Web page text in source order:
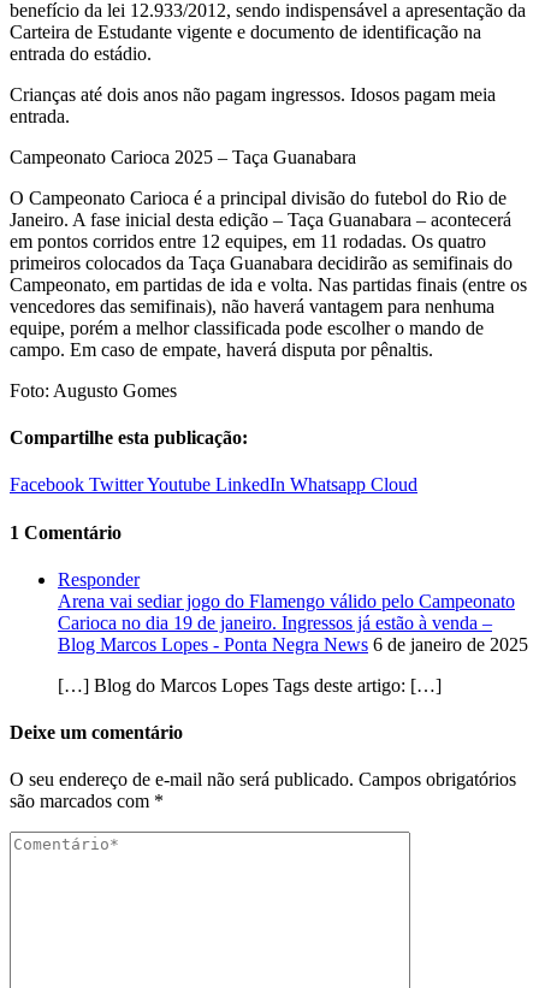
benefício da lei 12.933/2012, sendo indispensável a apresentação da
Carteira de Estudante vigente e documento de identificação na
entrada do estádio.
Crianças até dois anos não pagam ingressos. Idosos pagam meia
entrada.
Campeonato Carioca 2025 – Taça Guanabara
O Campeonato Carioca é a principal divisão do futebol do Rio de
Janeiro. A fase inicial desta edição – Taça Guanabara – acontecerá
em pontos corridos entre 12 equipes, em 11 rodadas. Os quatro
primeiros colocados da Taça Guanabara decidirão as semifinais do
Campeonato, em partidas de ida e volta. Nas partidas finais (entre os
vencedores das semifinais), não haverá vantagem para nenhuma
equipe, porém a melhor classificada pode escolher o mando de
campo. Em caso de empate, haverá disputa por pênaltis.
Foto: Augusto Gomes
Compartilhe esta publicação:
Facebook TwitterYoutube LinkedIn Whatsapp Cloud
1 Comentário
Responder
Arena vai sediar jogo do Flamengo válido pelo Campeonato
Carioca no dia 19 de janeiro. Ingressos já estão à venda –
Blog Marcos Lopes - Ponta Negra News 6 de janeiro de 2025
[…] Blog do Marcos Lopes Tags deste artigo: […]
Deixe um comentário
O seu endereço de e-mail não será publicado. Campos obrigatórios
são marcados com *